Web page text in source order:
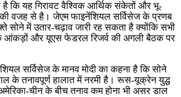
है कि यह गिरावट वैश्विक आर्थिक संकेतों और भू-
की वजह से है। जेएम फाइनेंशियल सर्विसेज के प्रणब
में उतार-चढ़ाव जारी रह सकता है क्योंकि सभी
आंकड़ों और यूएस फेडरल रिजर्व की अगली बैठक पर
सर्विसेज के मानव मोदी का कहना है कि सोने
के तनावपूर्ण हालात में नरमी है। रूस-यूक्रेन युद्ध
चीन के बीच तनाव कम होना भी असर डाल